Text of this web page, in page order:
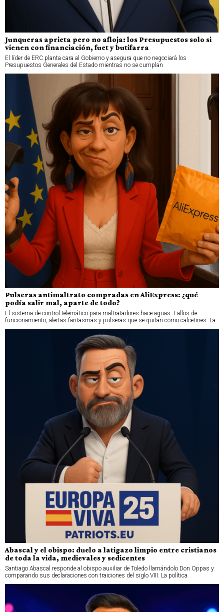
Junqueras aprieta pero no afloja: los Presupuestos solo si
vienen con financiación, fuet y butifarra
El líder de ERC planta cara al Gobierno y asegura que no negociará los
Presupuestos Generales del Estado mientras no se cumplan
Pulseras antimaltrato compradas en AliExpress: ¿qué
podía salir mal, aparte de todo?
El sistema de control telemático para maltratadores hace aguas. Fallos de
funcionamiento, alertas fantasmas y pulseras que se quitan como calcetines. La
Abascal y el obispo: duelo a latigazo limpio entre cristianos
de toda la vida, medievales y sedicentes
Santiago Abascal responde al obispo auxiliar de Toledo llamándolo Don Oppas y
comparando sus declaraciones con traiciones del siglo VIII. La política